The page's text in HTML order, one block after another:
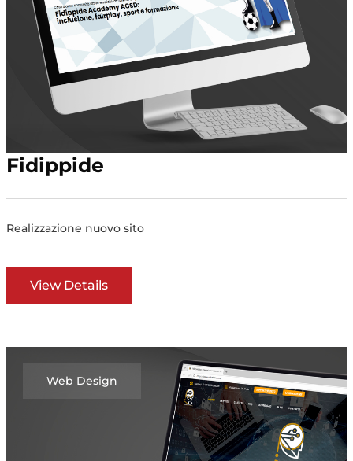
Fidippide
Realizzazione nuovo sito
View Details
Web Design